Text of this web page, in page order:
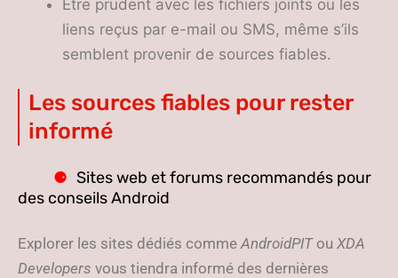
Être prudent avec les fichiers joints ou les
liens reçus par e-mail ou SMS, même s’ils
semblent provenir de sources fiables.
Les sources fiables pour rester
informé
Sites web et forums recommandés pour
des conseils Android
Explorer les sites dédiés commeAndroidPITou XDA
Developers vous tiendra informé des dernières